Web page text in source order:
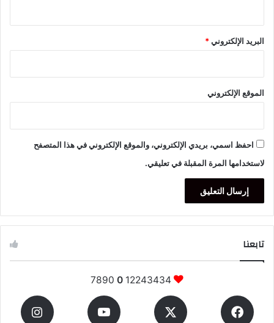
البريد الإلكتروني*
الموقع الإلكتروني
احفظ اسمي، بريدي الإلكتروني، والموقع الإلكتروني في هذا المتصفح
لاستخدامها المرة المقبلة في تعليقي.
تابعنا
12243434
0